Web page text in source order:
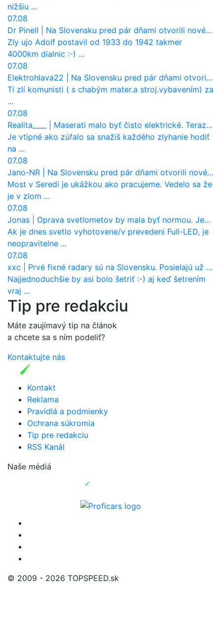
nižšiu ...
07.08
Dr Pinell
Na Slovensku pred pár dňami otvorili nové mosty, ktoré to sú?
Zly ujo Adolf postavil od 1933 do 1942 takmer
4000km dialnic :-) ...
07.08
Elektrohlava22
Na Slovensku pred pár dňami otvorili nové mosty, ktoré to sú?
Tí zlí komunisti ( s chabým mater.a stroj.vybavením) za
...
07.08
Realita____
Maserati malo byť čisto elektrické. Teraz zisťuje, že potrebuje nový osemvalcový motor
Je vtipné ako zúfalo sa snažiš každého zlyhanie hodiť
na ...
07.08
Jano-NR
Na Slovensku pred pár dňami otvorili nové mosty, ktoré to sú?
Most v Seredi je ukážkou ako pracujeme. Vedelo sa že
je v zlom ...
07.08
Jonas
Oprava svetlometov by mala byť normou. Jeden nový dnes stojí priemerne 1251 eur!
Ak je dnes svetlo vyhotovene/v prevedeni Full-LED, je
neopravitelne ...
07.08
xxc
Prvé fixné radary sú na Slovensku. Posielajú už pokuty? Ukáže ich Waze?
Najjednoduchšie by asi bolo šetriť :-) aj keď šetrením
vraj ...
Tip pre redakciu
Máte zaujímavý tip na článok
a chcete sa s ním podeliť?
Kontaktujte nás
Kontakt
Reklama
Pravidlá a podmienky
Ochrana súkromia
Tip pre redakciu
RSS Kanál
Naše médiá
© 2009 - 2026 TOPSPEED.sk